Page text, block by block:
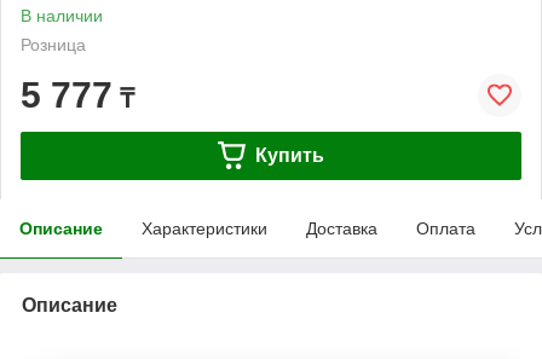
В наличии
Розница
5 777 ₸
Купить
Описание Характеристики Доставка Оплата
Описание